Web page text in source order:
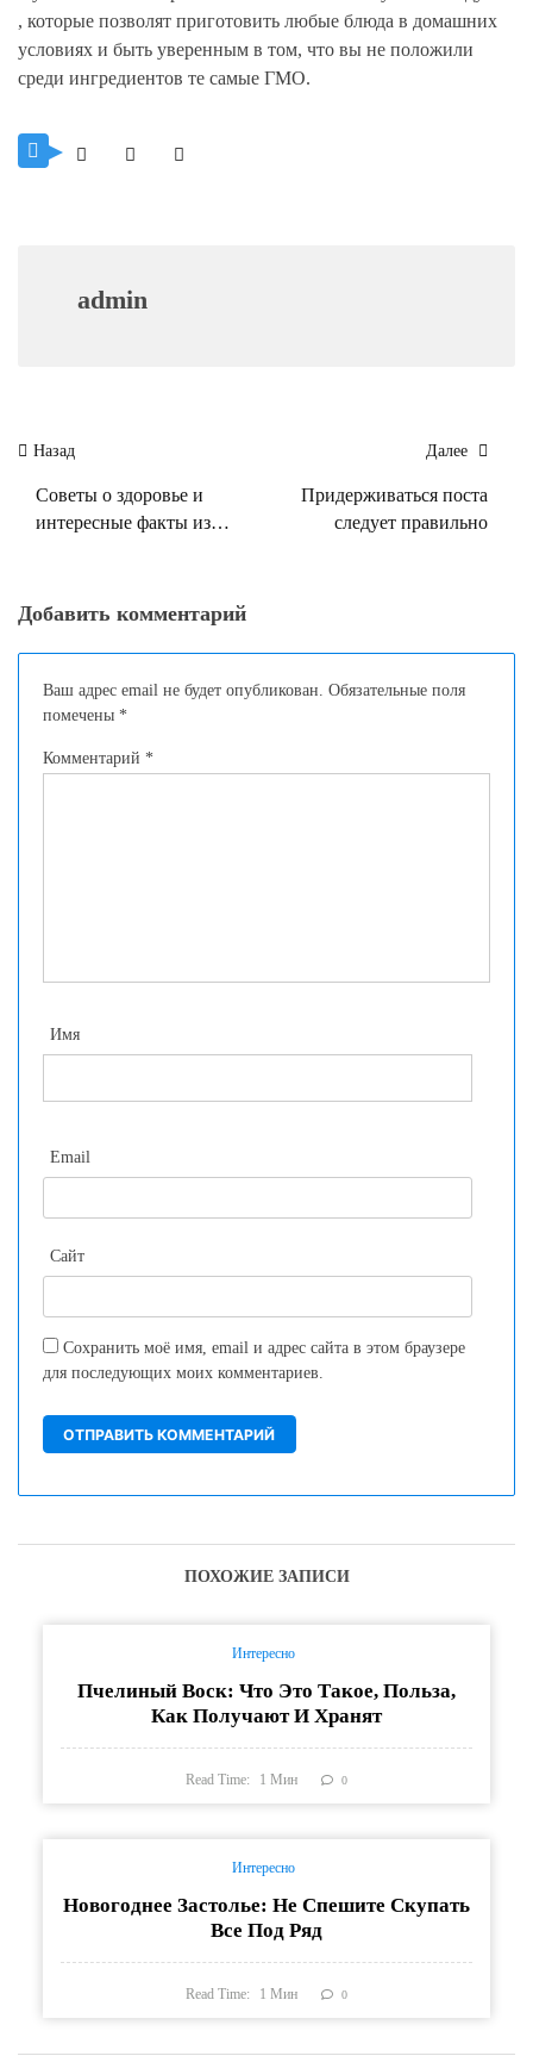
, которые позволят приготовить любые блюда в домашних
условиях и быть уверенным в том, что вы не положили
среди ингредиентов те самые ГМО.
admin
Навигация
записям
Назад
Советы о здоровье и
интересные факты из
Далее
Придерживаться поста
следует правильно
Добавить комментарий
Ваш адрес email не будет опубликован. Обязательные поля
помечены *
Комментарий *
Имя
Email
Сайт
Сохранить моё имя, email и адрес сайта в этом браузере
для последующих моих комментариев.
ПОХОЖИЕ ЗАПИСИ
Интересно
Пчелиный Воск: Что Это Такое, Польза,
Как Получают И Хранят
Read Time: 1Мин 0
Интересно
Новогоднее Застолье: Не Спешите Скупать
Все Под Ряд
Read Time: 1Мин 0